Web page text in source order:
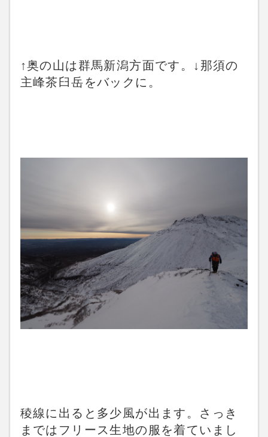
↑奥の山は群馬新潟方面です。↓那須の
主峰茶臼岳をバックに。
稜線に出ると多少風が出ます。さっき
まではフリース生地の服を着ていまし